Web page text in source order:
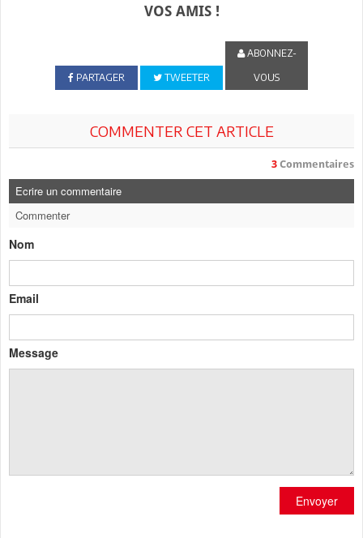
VOS AMIS !
PARTAGER TWEETER
ABONNEZ-
VOUS
COMMENTER CET ARTICLE
3 Commentaires
Ecrire un commentaire
Commenter
Nom
Email
Message
Envoyer